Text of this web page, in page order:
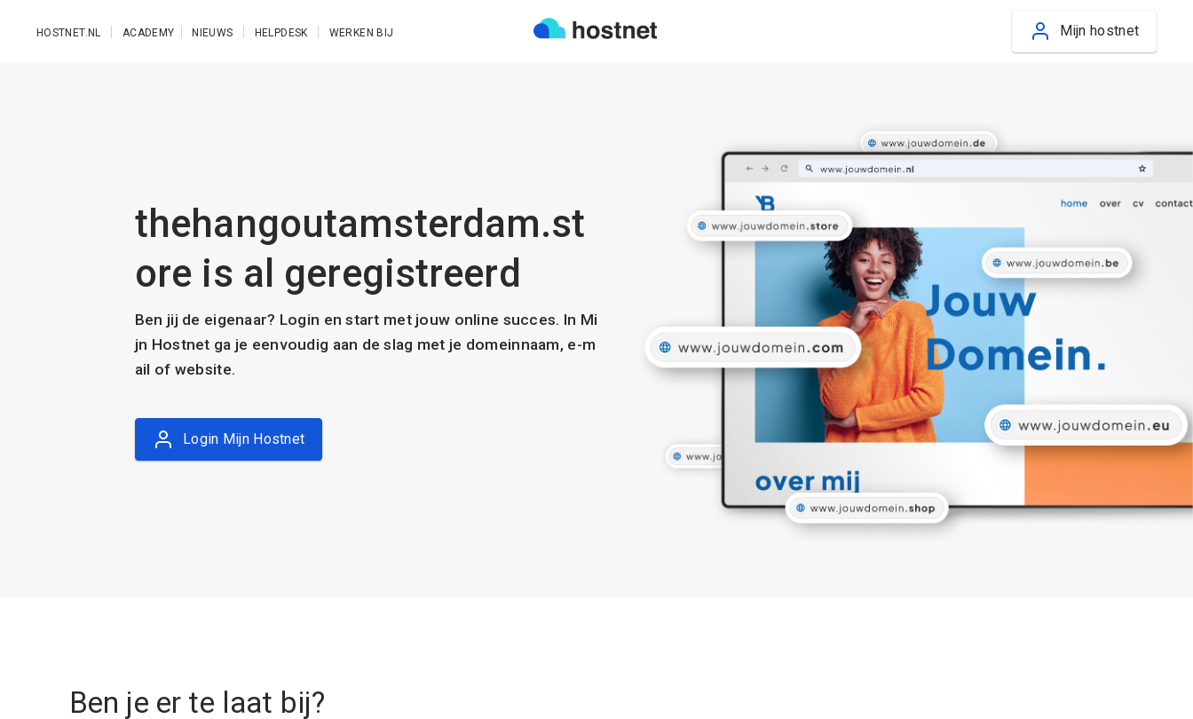
HOSTNET.NL ACADEMY NIEUWS HELPDESK WERKEN BIJ Mijn hostnet
thehangoutamsterdam.st
ore is al geregistreerd
Ben jij de eigenaar? Login en start met jouw online succes. In Mi
jn Hostnet ga je eenvoudig aan de slag met je domeinnaam, e-m
ail of website.
Login Mijn Hostnet
Ben je er te laat bij?